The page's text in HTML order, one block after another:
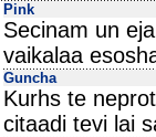
Pink
Secinam un
vaikalaa
Guncha
Kurhs te
citaadi tevi lai